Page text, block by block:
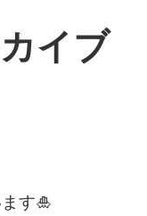
イブ
す🎍